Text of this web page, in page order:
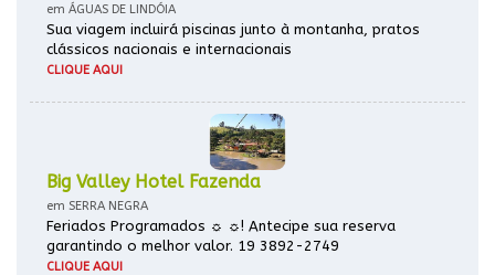
em ÁGUAS DE LINDÓIA
Sua viagem incluirá piscinas junto à montanha, pratos
clássicos nacionais e internacionais
CLIQUE AQUI
Big Valley Hotel Fazenda
em SERRA NEGRA
Feriados Programados ☼ ☼! Antecipe sua reserva
garantindo o melhor valor. 19 3892-2749
CLIQUE AQUI